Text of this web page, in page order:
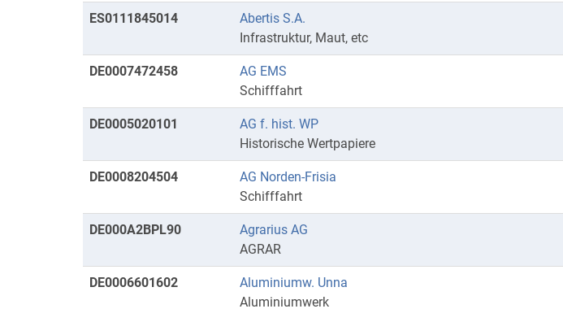
ES0111845014
Abertis S.A.
Infrastruktur, Maut, etc
DE0007472458
AG EMS
Schifffahrt
DE0005020101
AG f. hist. WP
Historische Wertpapiere
DE0008204504
AG Norden-Frisia
Schifffahrt
DE000A2BPL90
Agrarius AG
AGRAR
DE0006601602
Aluminiumw. Unna
Aluminiumwerk